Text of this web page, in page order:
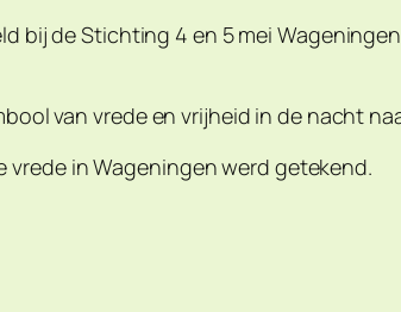
bij de Stichting 4 en 5 mei
van vrede en vrijheid in de nacht
vrede in Wageningen werd getekend.